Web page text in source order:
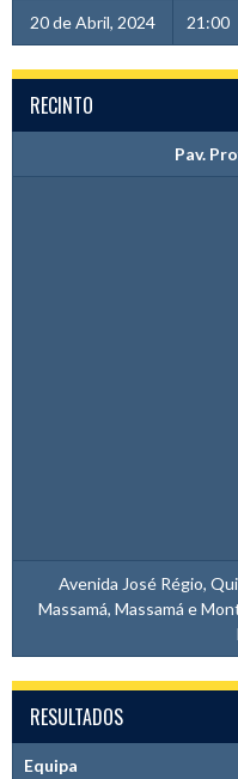
20 de Abril, 2024 21:00
RECINTO
Pav.
Avenida José Régio,
Massamá, Massamá e
RESULTADOS
Equipa